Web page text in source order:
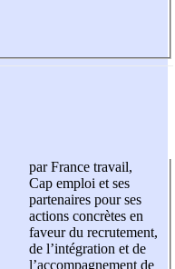
par France travail,
Cap emploi et ses
partenaires pour ses
actions concrètes en
faveur du recrutement,
de l’intégration et de
l’accompagnement de